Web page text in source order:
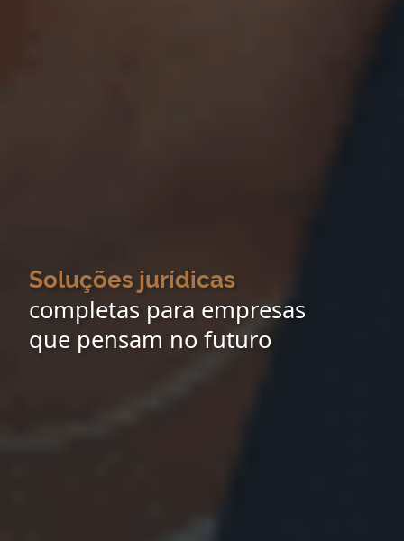
Soluções jurídicas
completas para empresas
que pensam no futuro